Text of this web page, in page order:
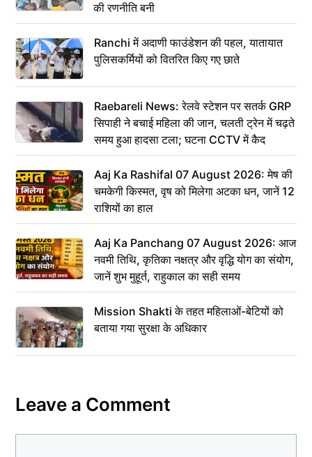
की रणनीति बनी
Ranchi में अदाणी फाउंडेशन की पहल, यातायात
पुलिसकर्मियों को वितरित किए गए छाते
Raebareli News: रेलवे स्टेशन पर सतर्क GRP
सिपाही ने बचाई महिला की जान, चलती ट्रेन में चढ़ते
समय हुआ हादसा टला; घटना CCTV में कैद
Aaj Ka Rashifal 07 August 2026: मेष की
चमकेगी किस्मत, वृष को मिलेगा अटका धन, जानें 12
राशियों का हाल
Aaj Ka Panchang 07 August 2026: आज
नवमी तिथि, कृतिका नक्षत्र और वृद्धि योग का संयोग,
जानें शुभ मुहूर्त, राहुकाल का सही समय
Mission Shakti के तहत महिलाओं-बेटियों को
बताया गया सुरक्षा के अधिकार
Leave a Comment